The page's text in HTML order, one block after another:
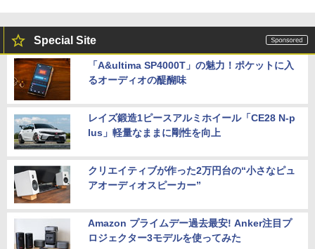
Special Site
「A&ultima SP4000T」の魅力！ポケットに入
るオーディオの醍醐味
レイズ鍛造1ピースアルミホイール「CE28 N-p
lus」軽量なままに剛性を向上
クリエイティブが作った2万円台の“小さなピュ
アオーディオスピーカー”
Amazon プライムデー過去最安! Anker注目プ
ロジェクター3モデルを使ってみた